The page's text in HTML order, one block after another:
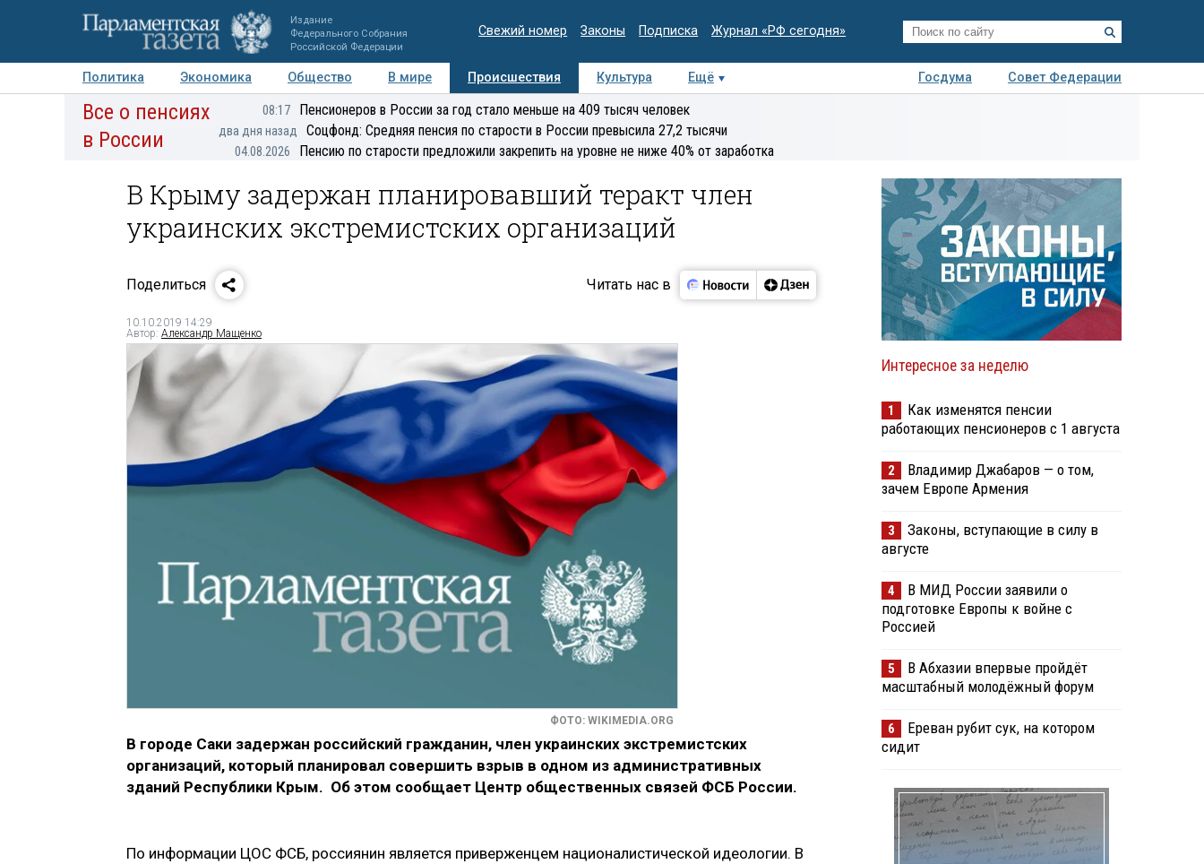
Издание
Федерального Собрания
Российской Федерации
Свежий номер Законы Подписка Журнал «РФ сегодня»
Политика Экономика Общество В мире Происшествия Культура Ещё Госдума
Совет Федерации
Авторы Персоны Мнения Регионы Медиацентр Интервью Колумнисты
Все о пенсиях
в России
08:17 Пенсионеров в России за год стало меньше на 409 тысяч человек
два дня назад Соцфонд: Средняя пенсия по старости в России превысила 27,2 тысячи
04.08.2026 Пенсию по старости предложили закрепить на уровне не ниже 40% от заработка
В Крыму задержан планировавший теракт член
украинских экстремистских организаций
Поделиться Читать нас в
10.10.2019 14:29
Автор: Александр Мащенко
ФОТО: WIKIMEDIA.ORG
В городе Саки задержан российский гражданин, член украинских экстремистских
организаций, который планировал совершить взрыв в одном из административных
зданий Республики Крым. Об этом сообщает Центр общественных связей ФСБ России.
По информации ЦОС ФСБ, россиянин является приверженцем националистической идеологии. В
Интересное за неделю
1
Как изменятся пенсии
работающих пенсионеров с 1 августа
2
Владимир Джабаров — о том,
зачем Европе Армения
3
Законы, вступающие в силу в
августе
4
В МИД России заявили о
подготовке Европы к войне с
Россией
5
В Абхазии впервые пройдёт
масштабный молодёжный форум
6
Ереван рубит сук, на котором
сидит